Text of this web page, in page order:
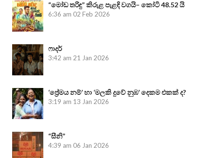
“මෝඩ තරිඳු” කිරුළ පැළඳි වගයි– කෝටි 48.52 යි
6:36 am 02 Feb 2026
ෆාදර්
3:42 am 21 Jan 2026
‘ප්‍රේමය නම්’ හා ‘මලකි දුවේ නුඹ’ දෙකම එකක් ද?
3:19 am 13 Jan 2026
“සීනි”
4:39 am 06 Jan 2026